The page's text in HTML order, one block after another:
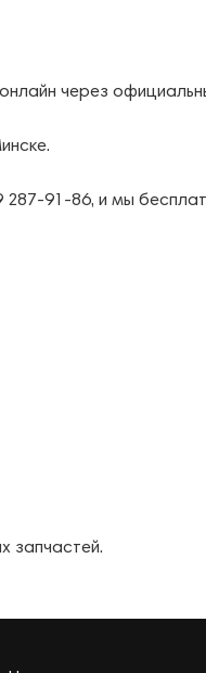
через
287-91-86, и мы
запчастей.